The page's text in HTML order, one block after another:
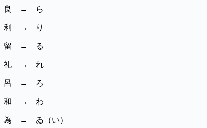
良 → ら
利 → り
留 → る
礼 → れ
呂 → ろ
和 → わ
為 → ゐ（い）